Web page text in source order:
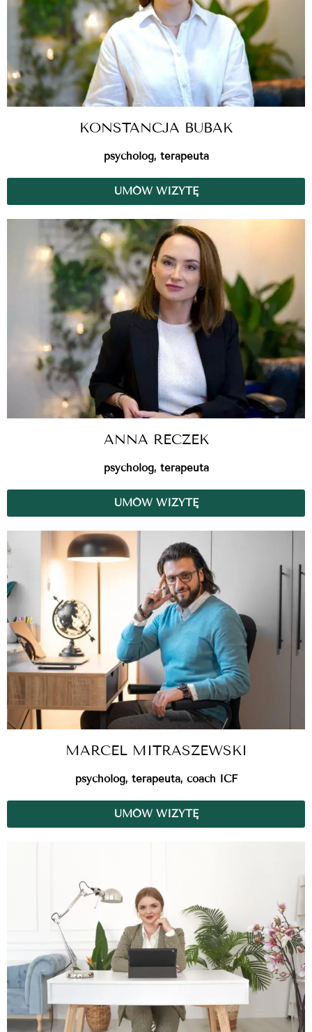
KONSTANCJA BUBAK
psycholog, terapeuta
UMÓW WIZYTĘ
ANNA RECZEK
psycholog, terapeuta
UMÓW WIZYTĘ
MARCEL MITRASZEWSKI
psycholog, terapeuta, coach ICF
UMÓW WIZYTĘ